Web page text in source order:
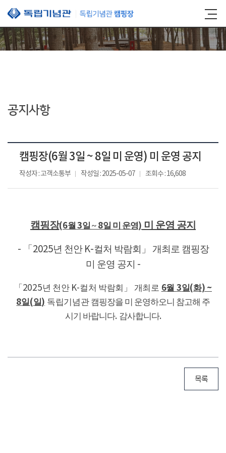
본문 바로가기
공지사항
캠핑장(6월 3일 ~ 8일 미 운영) 미 운영 공지
작성자 : 고객소통부 작성일 : 2025-05-07 조회수 : 16,608
캠핑장(6월 3일 ~8일 미 운영) 미 운영 공지
- 「 2025년 천안 K-컬처 박람회」 개최로 캠핑장
미 운영 공지 -
「2025년 천안 K-컬처 박람회」 개최로 6월 3일(화) ~
8일(일) 독립기념관 캠핑장을 미 운영하오니 참고해 주
시기 바랍니다. 감사합니다.
목록